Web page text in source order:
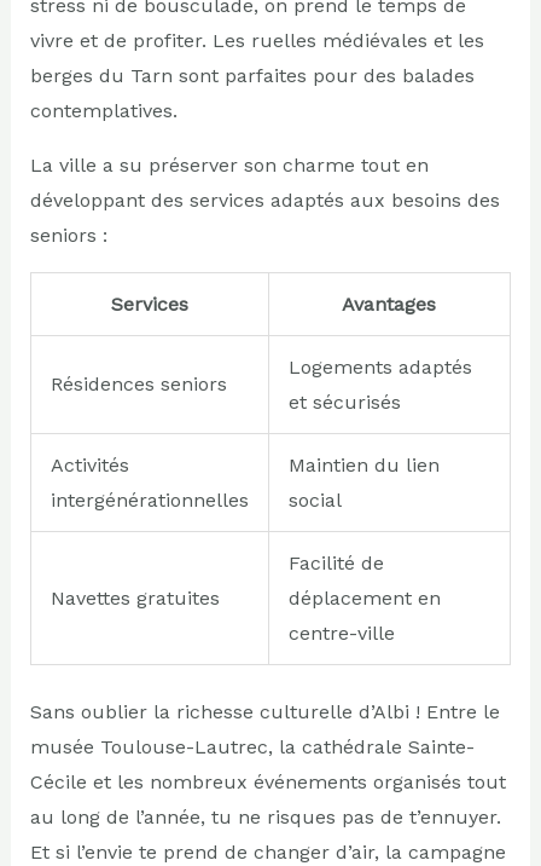
stress ni de bousculade, on prend le temps de
vivre et de profiter. Les ruelles médiévales et les
berges du Tarn sont parfaites pour des balades
contemplatives.
La ville a su préserver son charme tout en
développant des services adaptés aux besoins des
seniors :
Services Avantages
Résidences seniors
Logements adaptés
et sécurisés
Activités
intergénérationnelles
Maintien du lien
social
Navettes gratuites
Facilité de
déplacement en
centre-ville
Sans oublier la richesse culturelle d’Albi ! Entre le
musée Toulouse-Lautrec, la cathédrale Sainte-
Cécile et les nombreux événements organisés tout
au long de l’année, tu ne risques pas de t’ennuyer.
Et si l’envie te prend de changer d’air, la campagne